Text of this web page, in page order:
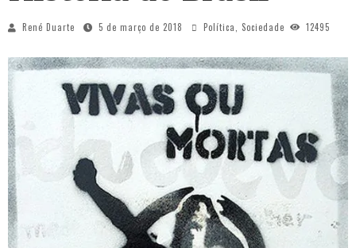
René Duarte 5 de março de 2018 Política Sociedade 12495